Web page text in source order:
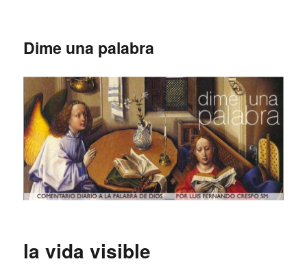
Dime una palabra
la vida visible